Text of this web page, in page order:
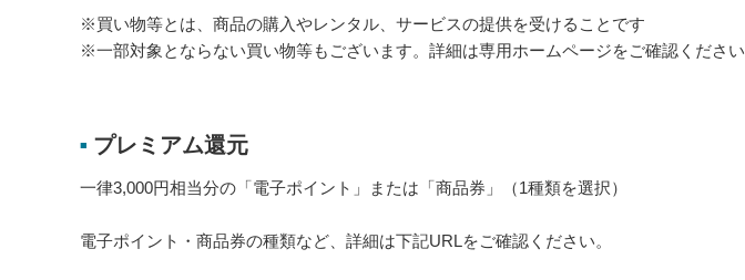
※買い物等とは、商品の購入やレンタル、サービスの提供を受けることです
※一部対象とならない買い物等もございます。詳細は専用ホームページをご確認ください
■ プレミアム還元
一律3,000円相当分の「電子ポイント」または「商品券」（1種類を選択）
電子ポイント・商品券の種類など、詳細は下記URLをご確認ください。